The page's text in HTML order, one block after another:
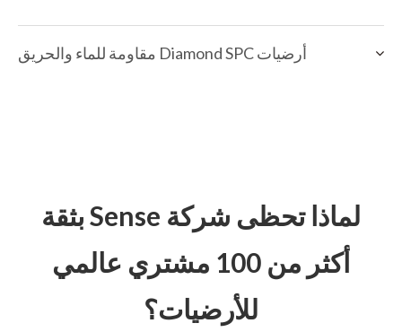
أرضيات Diamond SPC مقاومة للماء والحريق
لماذا تحظى شركة Sense بثقة
أكثر من 100 مشتري عالمي
للأرضيات؟